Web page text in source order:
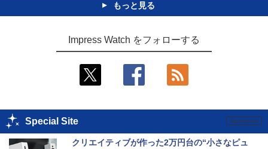
もっと見る
Impress Watch をフォローする
Special Site
クリエイティブが作った2万円台の“小さなピュ